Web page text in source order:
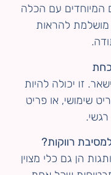
המיוחדים עם הכלה
להראות
זו יכולה להיות
שימושי, או פריט
רווקות?
הן גם כלי מצוין